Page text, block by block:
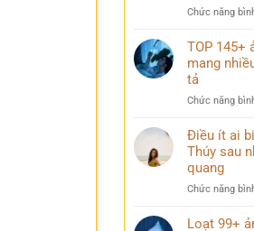
Chức năng
TOP 145+
mang
tả
Chức năng
Điều ít ai
Thúy sau
quang
Chức năng
Loạt 99+